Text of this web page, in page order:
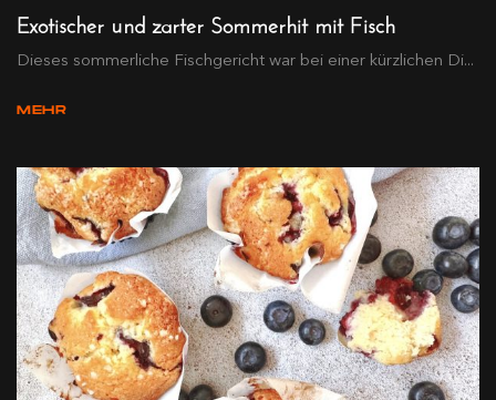
Exotischer und zarter Sommerhit mit Fisch
Dieses sommerliche Fischgericht war bei einer kürzlichen Di...
MEHR